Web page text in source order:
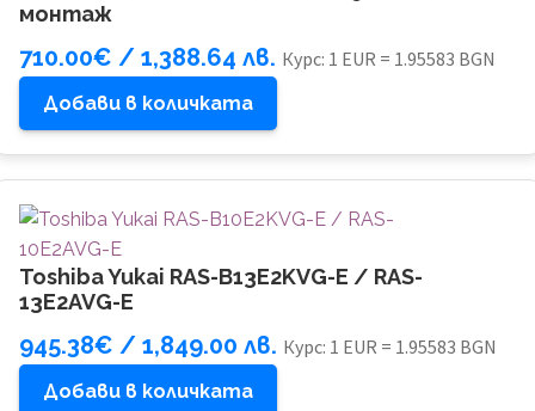
монтаж
710.00€ / 1,388.64 лв. Курс: 1 EUR = 1.95583 BGN
Добави в количката
Toshiba Yukai RAS-B13E2KVG-E / RAS-
13E2AVG-E
945.38€ / 1,849.00 лв. Курс: 1 EUR = 1.95583 BGN
Добави в количката